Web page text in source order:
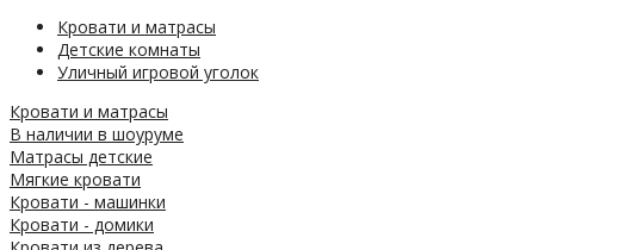
Кровати и матрасы
Детские комнаты
Уличный игровой уголок
Кровати и матрасы
В наличии в шоуруме
Матрасы детские
Мягкие кровати
Кровати - машинки
Кровати - домики